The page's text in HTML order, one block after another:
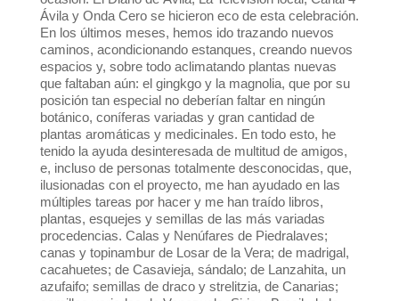
Ávila y Onda Cero se hicieron eco de esta celebración.
En los últimos meses, hemos ido trazando nuevos
caminos, acondicionando estanques, creando nuevos
espacios y, sobre todo aclimatando plantas nuevas
que faltaban aún: el gingkgo y la magnolia, que por su
posición tan especial no deberían faltar en ningún
botánico, coníferas variadas y gran cantidad de
plantas aromáticas y medicinales. En todo esto, he
tenido la ayuda desinteresada de multitud de amigos,
e, incluso de personas totalmente desconocidas, que,
ilusionadas con el proyecto, me han ayudado en las
múltiples tareas por hacer y me han traído libros,
plantas, esquejes y semillas de las más variadas
procedencias. Calas y Nenúfares de Piedralaves;
canas y topinambur de Losar de la Vera; de madrigal,
cacahuetes; de Casavieja, sándalo; de Lanzahita, un
azufaifo; semillas de draco y strelitzia, de Canarias;